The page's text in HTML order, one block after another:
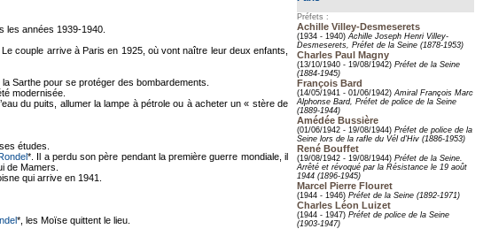
Préfets :
Achille Villey-Desmeserets
(1934 - 1940)Achille Joseph Henri Villey-
Desmeserets, Préfet de la Seine (1878-1953)
Charles Paul Magny
(13/10/1940 - 19/08/1942) Préfet de la Seine
(1884-1945)
François Bard
(14/05/1941 - 01/06/1942)Amiral François Marc
Alphonse Bard, Préfet de police de la Seine
(1889-1944)
Amédée Bussière
(01/06/1942 - 19/08/1944) Préfet de police de la
Seine lors de la rafle du Vél d’Hiv (1886-1953)
René Bouffet
(19/08/1942 - 19/08/1944) Préfet de la Seine.
Arrêté et révoqué par la Résistance le 19 août
1944 (1896-1945)
Marcel Pierre Flouret
(1944 - 1946) Préfet de la Seine (1892-1971)
Charles Léon Luizet
(1944 - 1947) Préfet de police de la Seine
(1903-1947)
les années 1939-1940.
couple arrive à Paris en 1925, où vont naître leur deux enfants,
Sarthe pour se protéger des bombardements.
modernisée.
du puits, allumer la lampe à pétrole ou à acheter un « stère de
études.
*. Il a perdu son père pendant la première guerre mondiale, il
de Mamers.
qui arrive en 1941.
*, les Moïse quittent le lieu.